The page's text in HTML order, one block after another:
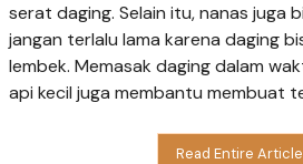
serat daging. Selain itu, nanas juga
jangan terlalu lama karena daging
lembek. Memasak daging dalam
api kecil juga membantu membuat
Read Entire Article